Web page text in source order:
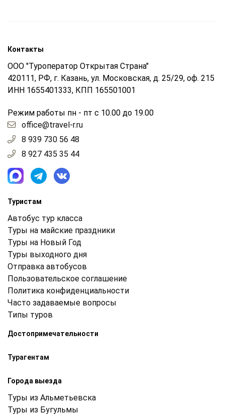
Контакты
ООО "Туроператор Открытая Страна"
420111, РФ, г. Казань, ул. Московская, д. 25/29, оф. 215
ИНН 1655401333, КПП 165501001
Режим работы пн - пт с 10.00 до 19.00
office@travel-r.ru
8 939 730 56 48
8 927 435 35 44
Туристам
Автобус тур класса
Туры на майские праздники
Туры на Новый Год
Туры выходного дня
Отправка автобусов
Пользовательское соглашение
Политика конфиденциальности
Часто задаваемые вопросы
Типы туров
Достопримечательности
Турагентам
Города выезда
Туры из Альметьевска
Туры из Бугульмы